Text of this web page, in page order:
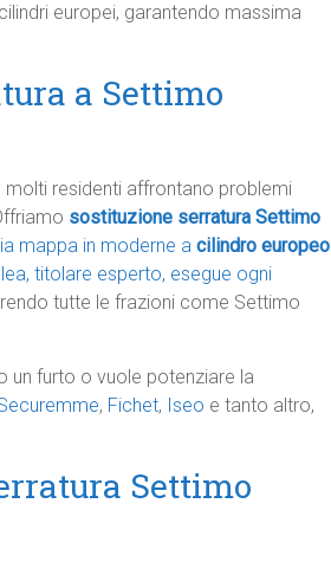
europei, garantendo massima
a Settimo
residenti affrontano problemi
sostituzione serratura Settimo
mappa in moderne a cilindro europeo
titolare esperto, esegue ogni
tutte le frazioni come Settimo
un furto o vuole potenziare la
, Fichet, Iseo e tanto altro,
Settimo